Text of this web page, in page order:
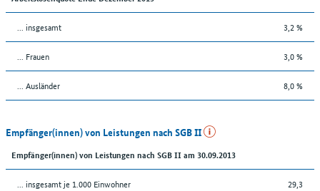
... insgesamt 3,2 %
... Frauen 3,0 %
... Ausländer 8,0 %
Empfänger(innen) von Leistungen nach SGB II
Empfänger(innen) von Leistungen nach SGB II am 30.09.2013
... insgesamt je 1.000 Einwohner 29,3